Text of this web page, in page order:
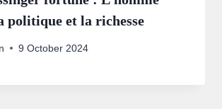
politique et la richesse
9 October 2024